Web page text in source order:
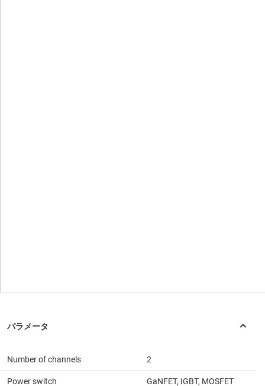
Number of channels 2
Power switch GaNFET, IGBT, MOSFET